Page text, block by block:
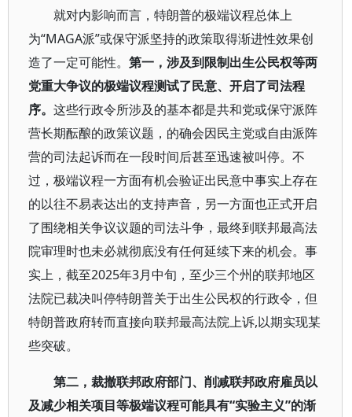
就对内影响而言，特朗普的极端议程总体上
为“MAGA派”或保守派坚持的政策取得渐进性效果创
造了一定可能性。 第一，涉及到限制出生公民权等两
党重大争议的极端议程测试了民意、开启了司法程
序。 这些行政令所涉及的基本都是共和党或保守派阵
营长期酝酿的政策议题，的确会因民主党或自由派阵
营的司法起诉而在一段时间后甚至迅速被叫停。不
过，极端议程一方面有机会验证出民意中事实上存在
的以往不易表达出的支持声音，另一方面也正式开启
了围绕相关争议议题的司法斗争，最终到联邦最高法
院审理时也未必就彻底没有任何延续下来的机会。事
实上，截至2025年3月中旬，至少三个州的联邦地区
法院已裁决叫停特朗普关于出生公民权的行政令，但
特朗普政府转而直接向联邦最高法院上诉,以期实现某
些突破。
第二，裁撤联邦政府部门、削减联邦政府雇员以
及减少相关项目等极端议程可能具有“实验主义”的渐